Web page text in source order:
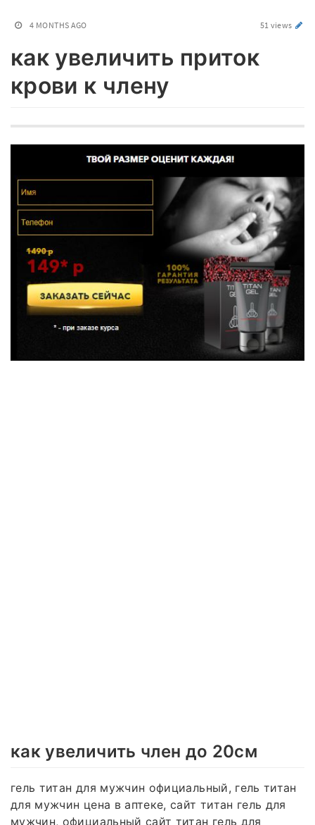
4 MONTHS AGO 51 views
как увеличить приток
крови к члену
как увеличить член до 20см
гель титан для мужчин официальный, гель титан
для мужчин цена в аптеке, сайт титан гель для
мужчин, официальный сайт титан гель для